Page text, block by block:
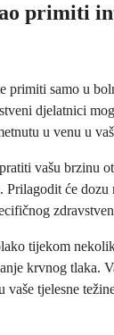
primiti
primiti samo u
djelatnici
u venu u
vašu brzinu
će dozu
tijekom
krvnog tlaka.
vaše tjelesne